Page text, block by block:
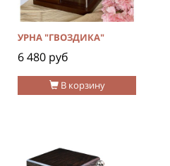
В корзину
УРНА "ГВОЗДИКА"
6 480 руб